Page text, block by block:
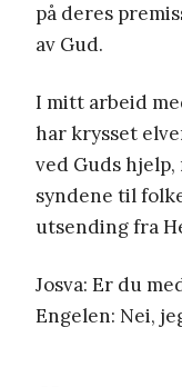
på deres
av Gud.
I mitt arbeid
har krysset
ved Guds
syndene til
utsending fra
Josva: Er du
Engelen: Nei,